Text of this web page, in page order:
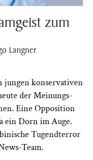
zum
Langner
jungen konservativen
der Meinungs-
Eine Opposition
ein Dorn im Auge.
Tugendterror
Team.